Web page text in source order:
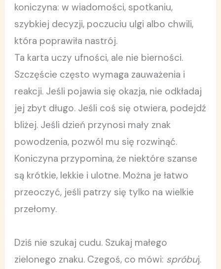
koniczyna: w wiadomości, spotkaniu,
szybkiej decyzji, poczuciu ulgi albo chwili,
która poprawiła nastrój.
Ta karta uczy ufności, ale nie bierności.
Szczęście często wymaga zauważenia i
reakcji. Jeśli pojawia się okazja, nie odkładaj
jej zbyt długo. Jeśli coś się otwiera, podejdź
bliżej. Jeśli dzień przynosi mały znak
powodzenia, pozwól mu się rozwinąć.
Koniczyna przypomina, że niektóre szanse
są krótkie, lekkie i ulotne. Można je łatwo
przeoczyć, jeśli patrzy się tylko na wielkie
przełomy.
Dziś nie szukaj cudu. Szukaj małego
zielonego znaku. Czegoś, co mówi: spróbuj.